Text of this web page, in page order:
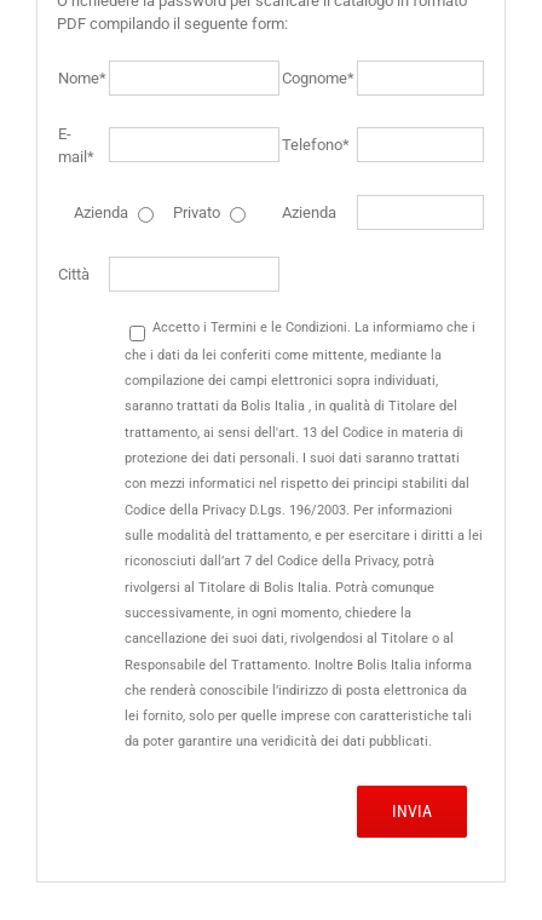
PDF compilando il seguente form:
Nome* Cognome*
E-
mail*
Telefono*
Azienda Privato Azienda
Città
Accetto i Termini e le Condizioni. La informiamo che i
che i dati da lei conferiti come mittente, mediante la
compilazione dei campi elettronici sopra individuati,
saranno trattati da Bolis Italia , in qualità di Titolare del
trattamento, ai sensi dell'art. 13 del Codice in materia di
protezione dei dati personali. I suoi dati saranno trattati
con mezzi informatici nel rispetto dei principi stabiliti dal
Codice della Privacy D.Lgs. 196/2003. Per informazioni
sulle modalità del trattamento, e per esercitare i diritti a lei
riconosciuti dall’art 7 del Codice della Privacy, potrà
rivolgersi al Titolare di Bolis Italia. Potrà comunque
successivamente, in ogni momento, chiedere la
cancellazione dei suoi dati, rivolgendosi al Titolare o al
Responsabile del Trattamento. Inoltre Bolis Italia informa
che renderà conoscibile l’indirizzo di posta elettronica da
lei fornito, solo per quelle imprese con caratteristiche tali
da poter garantire una veridicità dei dati pubblicati.